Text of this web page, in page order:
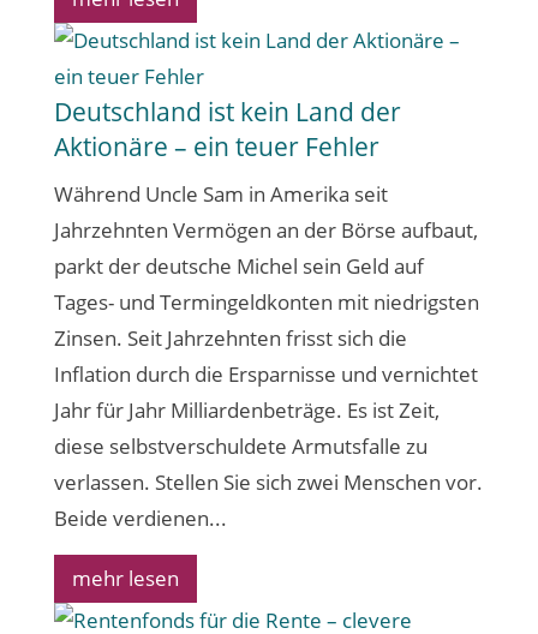
Deutschland ist kein Land der
Aktionäre – ein teuer Fehler
Während Uncle Sam in Amerika seit
Jahrzehnten Vermögen an der Börse aufbaut,
parkt der deutsche Michel sein Geld auf
Tages- und Termingeldkonten mit niedrigsten
Zinsen. Seit Jahrzehnten frisst sich die
Inflation durch die Ersparnisse und vernichtet
Jahr für Jahr Milliardenbeträge. Es ist Zeit,
diese selbstverschuldete Armutsfalle zu
verlassen. Stellen Sie sich zwei Menschen vor.
Beide verdienen...
mehr lesen